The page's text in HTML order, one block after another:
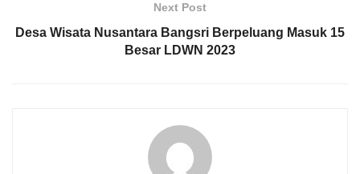
Next Post
Desa Wisata Nusantara Bangsri Berpeluang Masuk 15
Besar LDWN 2023